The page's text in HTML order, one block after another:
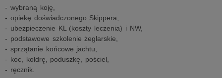
- wybraną koję,
- opiekę doświadczonego Skippera,
- ubezpieczenie KL (koszty leczenia) i NW,
- podstawowe szkolenie żeglarskie,
- sprzątanie końcowe jachtu,
- koc, kołdrę, poduszkę, pościel,
- ręcznik.